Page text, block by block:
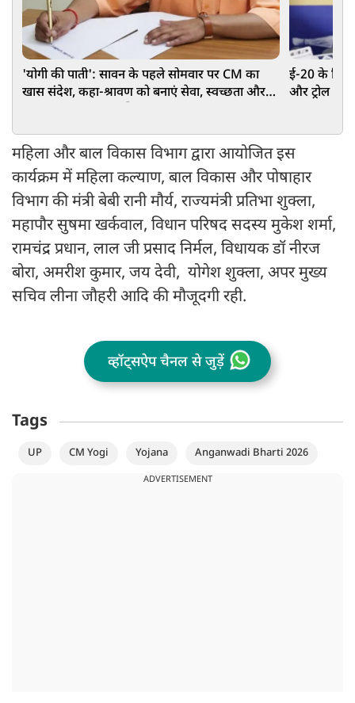
'योगी की पाती': सावन के पहले सोमवार पर CM का
खास संदेश, कहा-श्रावण को बनाएं सेवा, स्वच्छता और
ई-20 के
और ट्रोल
महिला और बाल विकास विभाग द्वारा आयोजित इस
कार्यक्रम में महिला कल्याण, बाल विकास और पोषाहार
विभाग की मंत्री बेबी रानी मौर्य, राज्यमंत्री प्रतिभा शुक्ला,
महापौर सुषमा खर्कवाल, विधान परिषद सदस्य मुकेश शर्मा,
रामचंद्र प्रधान, लाल जी प्रसाद निर्मल, विधायक डॉ नीरज
बोरा, अमरीश कुमार, जय देवी, योगेश शुक्ला, अपर मुख्य
सचिव लीना जौहरी आदि की मौजूदगी रही.
व्हॉट्सऐप चैनल से जुड़ें
Tags
UP CM Yogi Yojana Anganwadi Bharti 2026
ADVERTISEMENT